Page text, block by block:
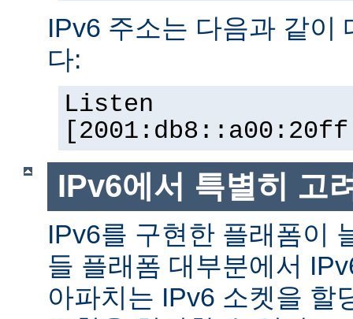
IPv6 주소는 다음과 같이
다:
Listen
IPv6에서 특별히 고
IPv6를 구현한 플래폼이
들 플래폼 대부분에서
아파치는 IPv6 소켓을 할